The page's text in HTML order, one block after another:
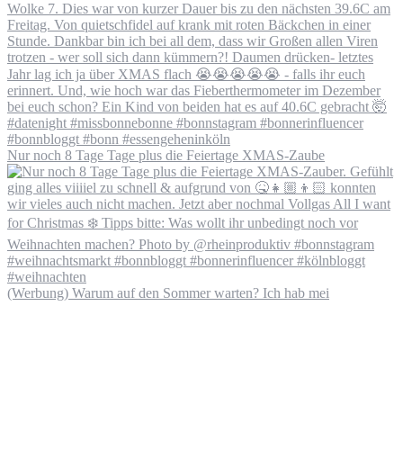
Nur noch 8 Tage Tage plus die Feiertage XMAS-Zaube
(Werbung) Warum auf den Sommer warten? Ich hab mei